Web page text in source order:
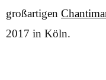
großartigen
2017 in Köln.